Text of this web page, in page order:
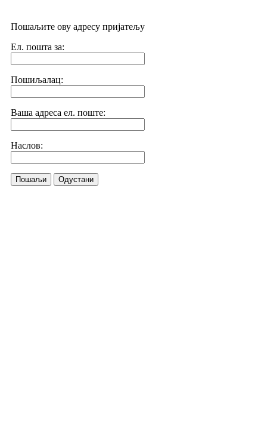
Пошаљите ову адресу пријатељу
Ел. пошта за:
Пошиљалац:
Ваша адреса ел. поште:
Наслов:
Пошаљи Одустани